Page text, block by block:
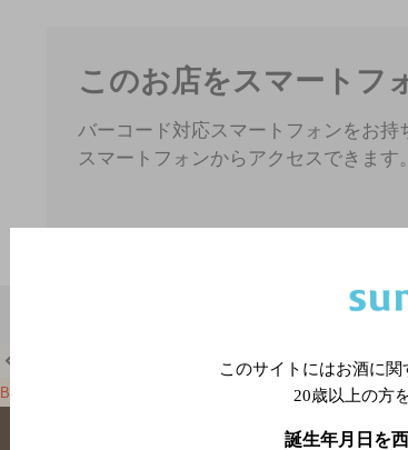
このお店をスマートフ
バーコード対応スマートフォンをお持
スマートフォンからアクセスできます。
BAR-NAVI Ｔｈｅ Ｂａｒ ＬＧII
このサイトにはお酒に関
20歳以上の方
誕生年月日を